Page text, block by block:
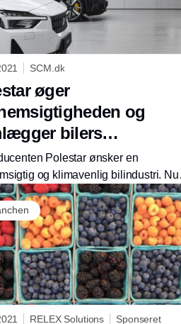
SCM.dk
øger
og
bilers
Polestar ønsker en
og klimavenlig bilindustri. Nu
selv det første skridt og
en Life Cycle Assessment for
2.
RELEX Solutions Sponseret